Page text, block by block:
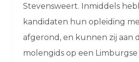
Stevensweert. Inmiddels
kandidaten hun opleiding
afgerond, en kunnen zij aan
molengids op een